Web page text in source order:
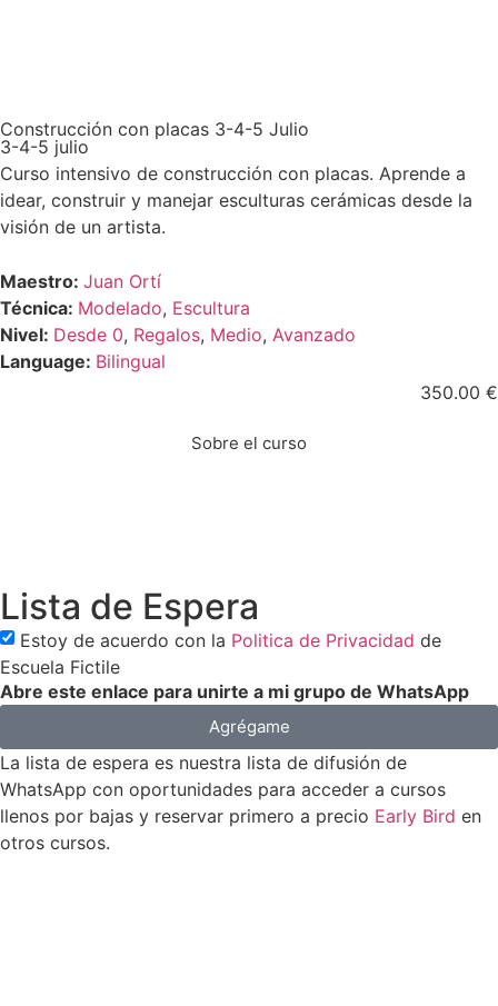
Construcción con placas 3-4-5 Julio
3-4-5 julio
Curso intensivo de construcción con placas. Aprende a
idear, construir y manejar esculturas cerámicas desde la
visión de un artista.
Maestro: Juan Ortí
Técnica: Modelado, Escultura
Nivel: Desde 0, Regalos, Medio, Avanzado
Language: Bilingual
350.00 €
Sobre el curso
Lista de Espera
Estoy de acuerdo con la Politica de Privacidad de
Escuela Fictile
Abre este enlace para unirte a mi grupo de WhatsApp
Agrégame
La lista de espera es nuestra lista de difusión de
WhatsApp con oportunidades para acceder a cursos
llenos por bajas y reservar primero a precio Early Bird en
otros cursos.